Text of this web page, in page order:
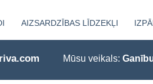
AIZSARDZĪBAS LĪDZEKĻI
Mūsu veikals: